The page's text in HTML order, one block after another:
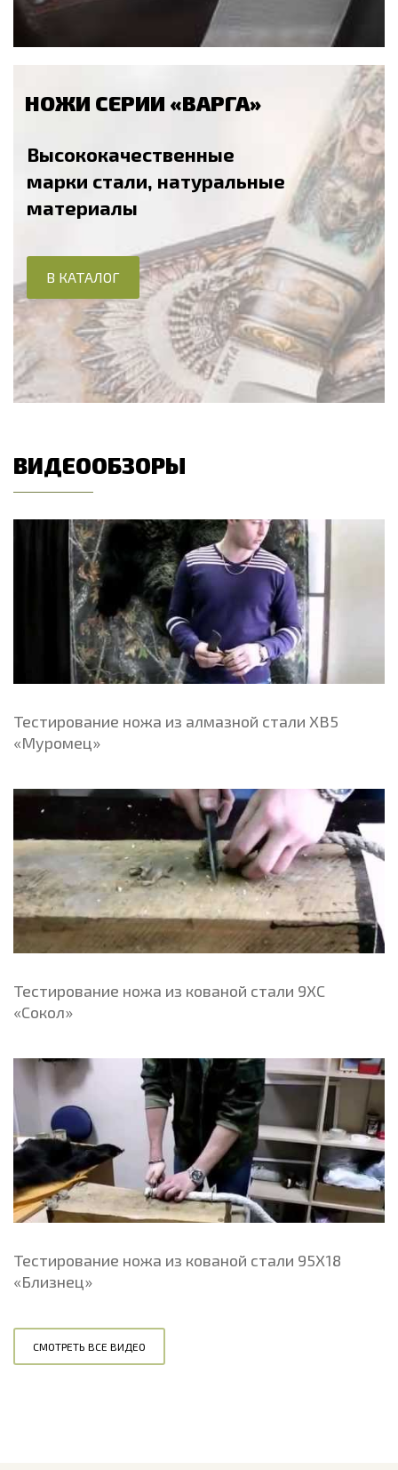
НОЖИ СЕРИИ «ВАРГА»
Высококачественные
марки стали, натуральные
материалы
В КАТАЛОГ
ВИДЕООБЗОРЫ
Тестирование ножа из алмазной стали ХВ5
«Муромец»
Тестирование ножа из кованой стали 9ХС
«Сокол»
Тестирование ножа из кованой стали 95Х18
«Близнец»
СМОТРЕТЬ ВСЕ ВИДЕО